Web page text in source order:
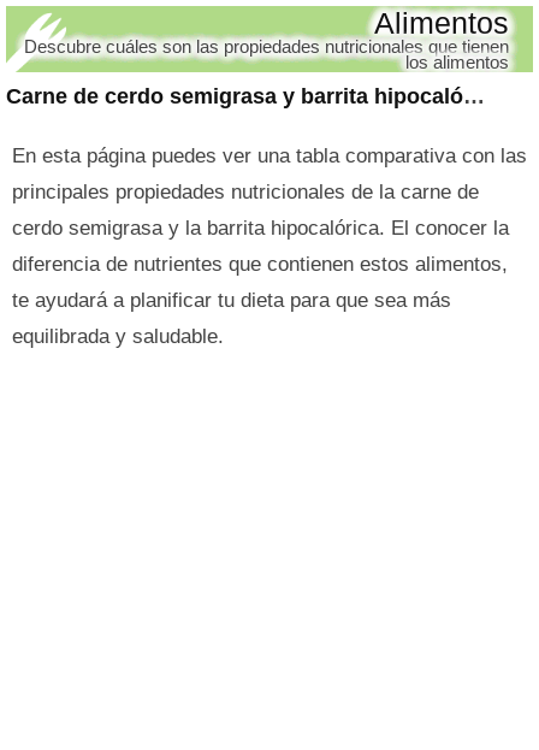
Carne de cerdo semigrasa y barrita hipocalórica
Alimentos
Descubre cuáles son las propiedades nutricionales que tienen
los alimentos
En esta página puedes ver una tabla comparativa con las
principales propiedades nutricionales de la carne de
cerdo semigrasa y la barrita hipocalórica. El conocer la
diferencia de nutrientes que contienen estos alimentos,
te ayudará a planificar tu dieta para que sea más
equilibrada y saludable.